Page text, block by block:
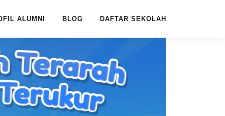
ALUMNI BLOG DAFTAR SEKOLAH